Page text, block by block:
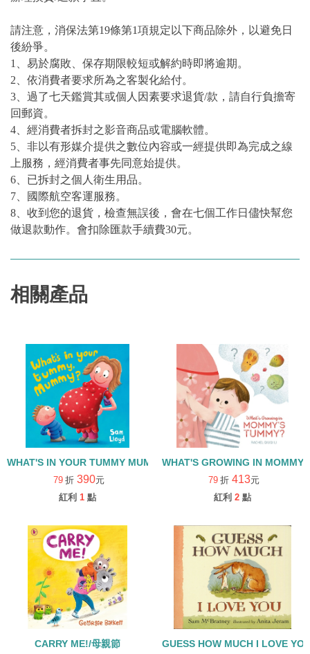
請注意，消保法第19條第1項規定以下商品除外，以避免日
後紛爭。
1、易於腐敗、保存期限較短或解約時即將逾期。
2、依消費者要求所為之客製化給付。
3、過了七天鑑賞其或個人因素要求退貨/款，請自行負擔寄
回郵資。
4、經消費者拆封之影音商品或電腦軟體。
5、非以有形媒介提供之數位內容或一經提供即為完成之線
上服務，經消費者事先同意始提供。
6、已拆封之個人衛生用品。
7、國際航空客運服務。
8、收到您的退貨，檢查無誤後，會在七個工作日儘快幫您
做退款動作。會扣除匯款手續費30元。
相關產品
WHAT'S IN YOUR TUMMY MUMMY/翻翻書/母親節
79 折 390元
紅利 1 點
WHAT'S GROWING IN
79 折 413元
紅利 2 點
CARRY ME!/母親節 GUESS HOW MUCH I LOVE